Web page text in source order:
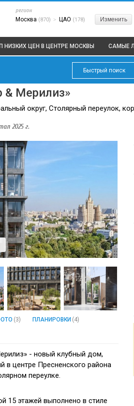
регион
Москва (870) > ЦАО (178) Изменить
НИЗКИХ ЦЕН В ЦЕНТРЕ МОСКВЫ САМЫЕ
Быстрый поиск
Мерилиз»
округ, Столярный переулок,
2025 г.
(3) ПЛАНИРОВКИ (4)
- новый клубный дом,
в центре Пресненского района
переулке.
15 этажей выполнено в стиле